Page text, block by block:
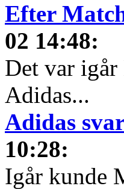
Efter
02 14:48:
Det var igår
Adidas...
Adidas
10:28:
Igår kunde